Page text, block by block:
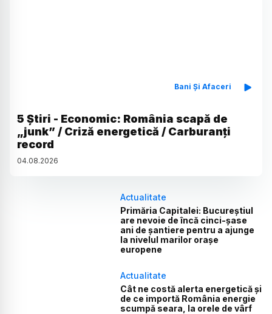
Bani Și Afaceri
5 Știri - Economic: România scapă de
„junk” / Criză energetică / Carburanți
record
04.08.2026
Actualitate
Primăria Capitalei: Bucureștiul
are nevoie de încă cinci-șase
ani de șantiere pentru a ajunge
la nivelul marilor orașe
europene
Actualitate
Cât ne costă alerta energetică și
de ce importă România energie
scumpă seara, la orele de vârf